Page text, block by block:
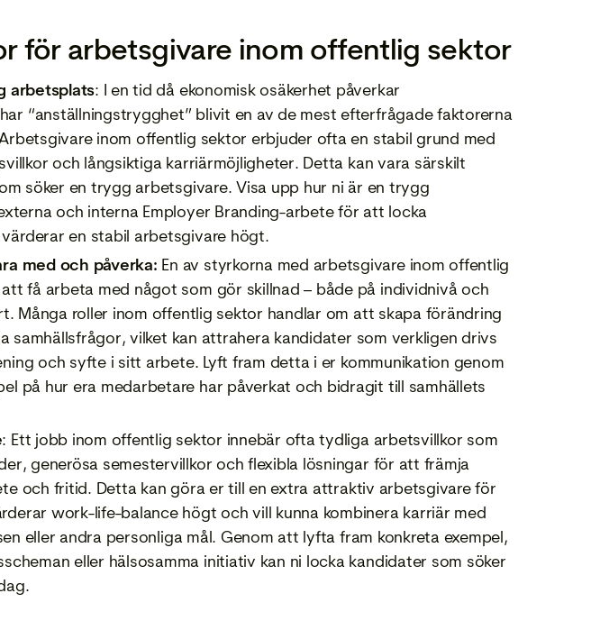
för arbetsgivare inom offentlig sektor
arbetsplats: I en tid då ekonomisk osäkerhet påverkar
“anställningstrygghet” blivit en av de mest efterfrågade faktorerna
inom offentlig sektor erbjuder ofta en stabil grund med
och långsiktiga karriärmöjligheter. Detta kan vara särskilt
söker en trygg arbetsgivare. Visa upp hur ni är en trygg
och interna Employer Branding-arbete för att locka
en stabil arbetsgivare högt.
med och påverka: En av styrkorna med arbetsgivare inom offentlig
få arbeta med något som gör skillnad – både på individnivå och
Många roller inom offentlig sektor handlar om att skapa förändring
samhällsfrågor, vilket kan attrahera kandidater som verkligen drivs
och syfte i sitt arbete. Lyft fram detta i er kommunikation genom
på hur era medarbetare har påverkat och bidragit till samhällets
: Ett jobb inom offentlig sektor innebär ofta tydliga arbetsvillkor som
generösa semestervillkor och flexibla lösningar för att främja
och fritid. Detta kan göra er till en extra attraktiv arbetsgivare för
work-life-balance högt och vill kunna kombinera karriär med
eller andra personliga mål. Genom att lyfta fram konkreta exempel,
eller hälsosamma initiativ kan ni locka kandidater som söker